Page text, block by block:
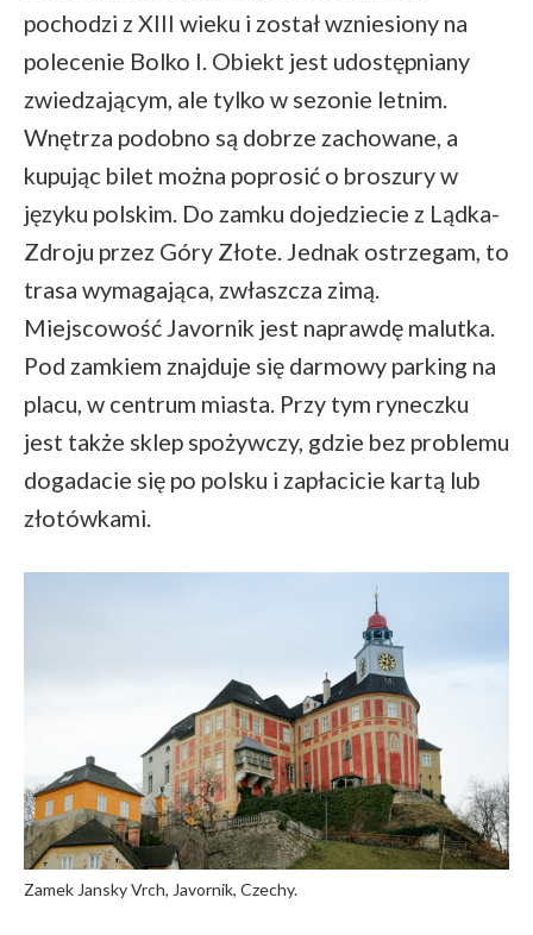
pochodzi z XIII wieku i został wzniesiony na
polecenie Bolko I. Obiekt jest udostępniany
zwiedzającym, ale tylko w sezonie letnim.
Wnętrza podobno są dobrze zachowane, a
kupując bilet można poprosić o broszury w
języku polskim. Do zamku dojedziecie z Lądka-
Zdroju przez Góry Złote. Jednak ostrzegam, to
trasa wymagająca, zwłaszcza zimą.
Miejscowość Javornik jest naprawdę malutka.
Pod zamkiem znajduje się darmowy parking na
placu, w centrum miasta. Przy tym ryneczku
jest także sklep spożywczy, gdzie bez problemu
dogadacie się po polsku i zapłacicie kartą lub
złotówkami.
Zamek Jansky Vrch, Javornik, Czechy.